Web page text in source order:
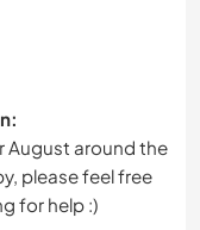
August around the
please feel free
for help :)